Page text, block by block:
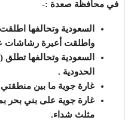
في محافظة صعدة :-
السعودية وتحالفها اطلقت
واطلقت أعيرة رشاشات
الحدودية .
غارة جوية ما بين منطقتي
غارة جوية على بني بحر
مثلث شداء.